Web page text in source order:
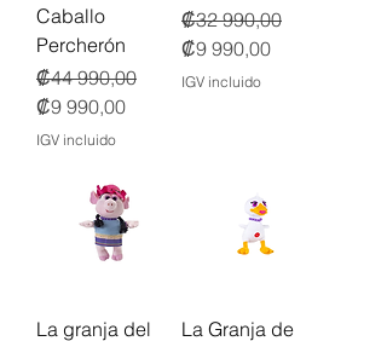
Caballo
Percherón
Precio
₡44 990,00
Precio de oferta
₡9 990,00
IGV incluido
Precio
₡32 990,00
Precio de oferta
₡9 990,00
IGV incluido
La granja del
La Granja de